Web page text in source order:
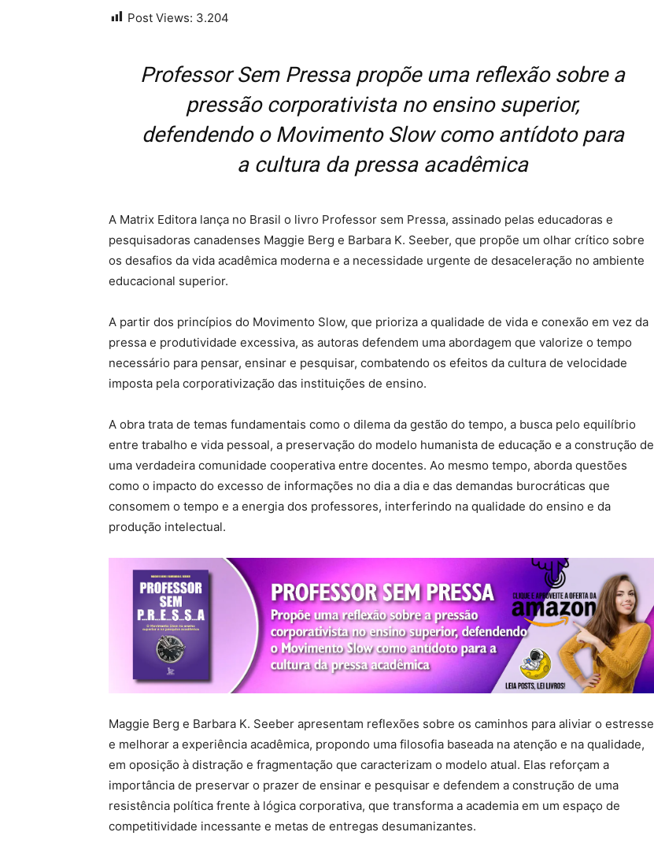
Post Views: 3.204
Professor Sem Pressa propõe uma reflexão sobre a
pressão corporativista no ensino superior,
defendendo o Movimento Slow como antídoto para
a cultura da pressa acadêmica
A Matrix Editora lança no Brasil o livro Professor sem Pressa, assinado pelas educadoras e
pesquisadoras canadenses Maggie Berg e Barbara K. Seeber, que propõe um olhar crítico sobre
os desafios da vida acadêmica moderna e a necessidade urgente de desaceleração no ambiente
educacional superior.
A partir dos princípios do Movimento Slow, que prioriza a qualidade de vida e conexão em vez da
pressa e produtividade excessiva, as autoras defendem uma abordagem que valorize o tempo
necessário para pensar, ensinar e pesquisar, combatendo os efeitos da cultura de velocidade
imposta pela corporativização das instituições de ensino.
A obra trata de temas fundamentais como o dilema da gestão do tempo, a busca pelo equilíbrio
entre trabalho e vida pessoal, a preservação do modelo humanista de educação e a construção de
uma verdadeira comunidade cooperativa entre docentes. Ao mesmo tempo, aborda questões
como o impacto do excesso de informações no dia a dia e das demandas burocráticas que
consomem o tempo e a energia dos professores, interferindo na qualidade do ensino e da
produção intelectual.
Maggie Berg e Barbara K. Seeber apresentam reflexões sobre os caminhos para aliviar o estresse
e melhorar a experiência acadêmica, propondo uma filosofia baseada na atenção e na qualidade,
em oposição à distração e fragmentação que caracterizam o modelo atual. Elas reforçam a
importância de preservar o prazer de ensinar e pesquisar e defendem a construção de uma
resistência política frente à lógica corporativa, que transforma a academia em um espaço de
competitividade incessante e metas de entregas desumanizantes.